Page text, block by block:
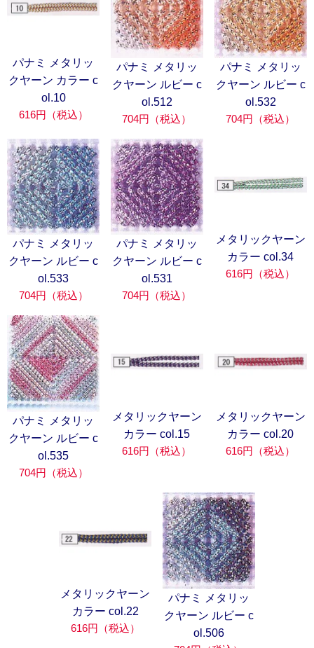
パナミ メタリッ
クヤーン カラー c
ol.10
616円（税込）
パナミ メタリッ
クヤーン ルビー c
ol.512
704円（税込）
パナミ メタリッ
クヤーン ルビー c
ol.532
704円（税込）
パナミ メタリッ
クヤーン ルビー c
ol.533
704円（税込）
パナミ メタリッ
クヤーン ルビー c
ol.531
704円（税込）
メタリックヤーン
カラー col.34
616円（税込）
パナミ メタリッ
クヤーン ルビー c
ol.535
704円（税込）
メタリックヤーン
カラー col.15
616円（税込）
メタリックヤーン
カラー col.20
616円（税込）
メタリックヤーン
カラー col.22
616円（税込）
パナミ メタリッ
クヤーン ルビー c
ol.506